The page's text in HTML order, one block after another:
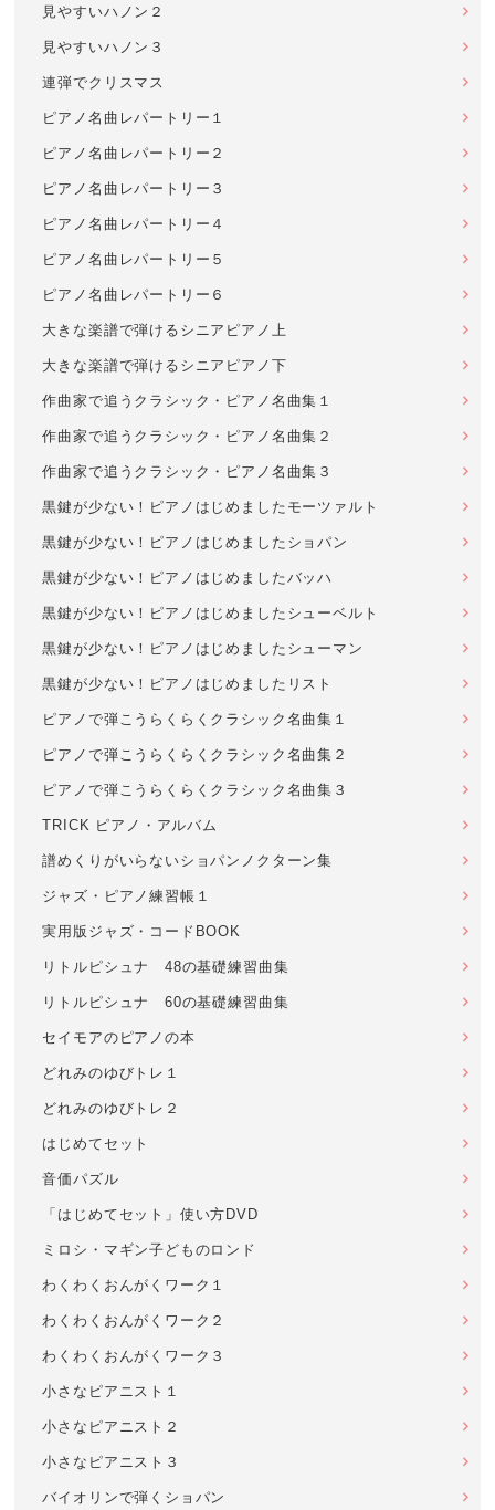
見やすいハノン２
見やすいハノン３
連弾でクリスマス
ピアノ名曲レパートリー１
ピアノ名曲レパートリー２
ピアノ名曲レパートリー３
ピアノ名曲レパートリー４
ピアノ名曲レパートリー５
ピアノ名曲レパートリー６
大きな楽譜で弾けるシニアピアノ上
大きな楽譜で弾けるシニアピアノ下
作曲家で追うクラシック・ピアノ名曲集１
作曲家で追うクラシック・ピアノ名曲集２
作曲家で追うクラシック・ピアノ名曲集３
黒鍵が少ない！ピアノはじめましたモーツァルト
黒鍵が少ない！ピアノはじめましたショパン
黒鍵が少ない！ピアノはじめましたバッハ
黒鍵が少ない！ピアノはじめましたシューベルト
黒鍵が少ない！ピアノはじめましたシューマン
黒鍵が少ない！ピアノはじめましたリスト
ピアノで弾こうらくらくクラシック名曲集１
ピアノで弾こうらくらくクラシック名曲集２
ピアノで弾こうらくらくクラシック名曲集３
TRICK ピアノ・アルバム
譜めくりがいらないショパンノクターン集
ジャズ・ピアノ練習帳１
実用版ジャズ・コードBOOK
リトルピシュナ 48の基礎練習曲集
リトルピシュナ 60の基礎練習曲集
セイモアのピアノの本
どれみのゆびトレ１
どれみのゆびトレ２
はじめてセット
音価パズル
「はじめてセット」使い方DVD
ミロシ・マギン子どものロンド
わくわくおんがくワーク１
わくわくおんがくワーク２
わくわくおんがくワーク３
小さなピアニスト１
小さなピアニスト２
小さなピアニスト３
バイオリンで弾くショパン